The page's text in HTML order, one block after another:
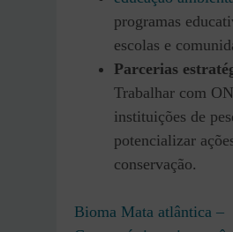
programas
escolas e
Parcerias
Trabalhar com
instituições de
potencializar
conservação.
Bioma Mata atlântica –